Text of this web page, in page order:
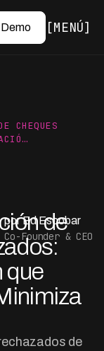
MENÚ
CHEQUES
de
que
de
por Ed Escobar
Co-Founder & CEO